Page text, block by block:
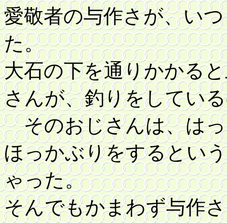
愛敬者の与作さが、い
た。
大石の下を通りかかる
さんが、釣りをしてい
そのおじさんは、はっ
ほっかぶりをするとい
ゃった。
そんでもかまわず与作